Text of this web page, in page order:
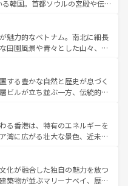
な魅力を存分に味わいつくそ
また、奥深い台湾の食文化も魅
ツなど、バラエティ豊かな料理
新着の台湾情報は コンテンツ一覧を参
韓国。首都ソウルの宮殿や伝統
季折々の自然美を楽しむことが
焼肉、絶品のストリートフード
が待っている。夜には、韓国な
国の多彩な魅力を心ゆくまで味
てほしい。 なお、新着の韓国情報はコンテンツ一
魅力的なベトナム。南北に細長
田園風景や青々とした山々、世
づく。ハノイの古い町並みやホ
時代の建物も、独特の雰囲気を
ラエティの豊かさとおいしさで
、ベトナムコーヒーなどは、ぜ
地域を訪れてもあたたかい人々
で、きっと忘れられない旅にな
する豊かな自然と歴史が息づく
ビルが立ち並ぶ一方、伝統的な
部ではチェンマイなどの山岳地
ではプーケットやクラビの美し
楽しむことができる。タイ料理
で、どの季節にも異なる楽しみ
いタイの人々、仏教を中心とし
資源が、訪れる旅人を魅了し続
る香港は、特有のエネルギーを
湾に広がる壮大な景色、近未来
るはず。観光スポットが密集し
を回れるのも魅力。息をのむよ
まで、香港を存分に楽しみ尽く
化が融合した独自の魅力を放つ
築物が並ぶマリーナベイ、歴史